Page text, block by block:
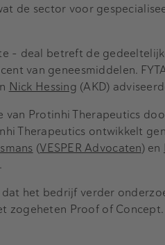
de sector voor
– deal betreft de
van geneesmiddelen.
Nick Hessing (AKD)
Protinhi Therapeutics
Therapeutics ontwikkelt
(VESPER Advocaten) en
het bedrijf verder
zogeheten Proof of